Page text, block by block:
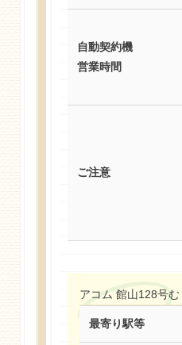
自動契約機
営業時間
ご注意
アコム 館山128号
最寄り駅等